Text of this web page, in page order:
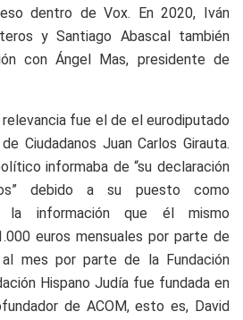
dentro de Vox. En 2020, Iván
y Santiago Abascal también
con Ángel Mas, presidente de
fue el de el eurodiputado
Ciudadanos Juan Carlos Girauta.
informaba de “su declaración
debido a su puesto como
la información que él mismo
euros mensuales por parte de
mes por parte de la Fundación
Hispano Judía fue fundada en
de ACOM, esto es, David